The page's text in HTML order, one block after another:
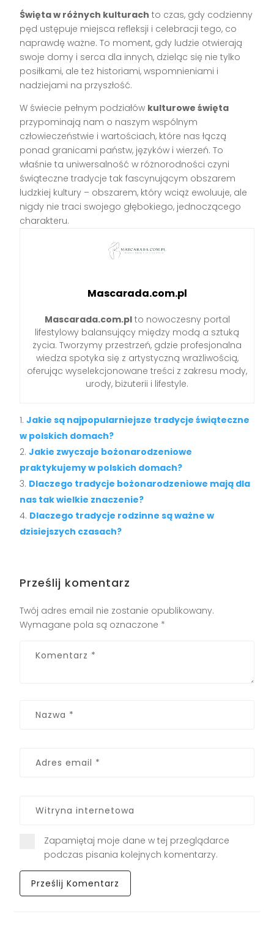
Święta w różnych kulturach to czas, gdy codzienny
pęd ustępuje miejsca refleksji i celebracji tego, co
naprawdę ważne. To moment, gdy ludzie otwierają
swoje domy i serca dla innych, dzieląc się nie tylko
posiłkami, ale też historiami, wspomnieniami i
nadziejami na przyszłość.
W świecie pełnym podziałów kulturowe święta
przypominają nam o naszym wspólnym
człowieczeństwie i wartościach, które nas łączą
ponad granicami państw, języków i wierzeń. To
właśnie ta uniwersalność w różnorodności czyni
świąteczne tradycje tak fascynującym obszarem
ludzkiej kultury – obszarem, który wciąż ewoluuje, ale
nigdy nie traci swojego głębokiego, jednoczącego
charakteru.
Mascarada.com.pl
Mascarada.com.plto nowoczesny portal
lifestylowy balansujący między modą a sztuką
życia. Tworzymy przestrzeń, gdzie profesjonalna
wiedza spotyka się z artystyczną wrażliwością,
oferując wyselekcjonowane treści z zakresu mody,
urody, biżuterii i lifestyle.
Jakie są najpopularniejsze tradycje świąteczne
w polskich domach?
Jakie zwyczaje bożonarodzeniowe
praktykujemy w polskich domach?
Dlaczego tradycje bożonarodzeniowe mają dla
nas tak wielkie znaczenie?
Dlaczego tradycje rodzinne są ważne w
dzisiejszych czasach?
Prześlij komentarz
Twój adres email nie zostanie opublikowany.
Wymagane pola są oznaczone *
Zapamiętaj moje dane w tej przeglądarce
podczas pisania kolejnych komentarzy.